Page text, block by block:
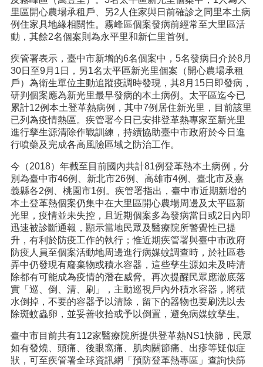
里區開心農場承租戶、另2人住家與日前確診之同里本土病
例住家具地緣相關性。霧峰區個案發病前經常至大里區活
動，其餘2名個案則為永平里和新仁里首例。
疾管署表示，臺中市新增的6名個案中，5名發病日介於8月
30日至9月1日，另1名太平區新光里個案（開心農場承租
戶）為衛生單位主動追蹤疫調時發現，其8月15日即發病，
研判個案應為新光里最早發病的本土病例。太平區迄今已
累計12例本土登革熱病例，其中7例居住新光里，目前該里
已列為疫情熱區。疾管署今日已安排登革熱專家至新光里
進行孳生源清除作戰訓練，持續協助臺中市政府於今日進
行噴藥及完成各高風險區域之防治工作。
今（2018）年截至目前國內共計81例登革熱本土病例，分
別為臺中市46例、新北市26例、高雄市4例、臺北市及嘉
義縣各2例、桃園市1例。疾管署指出，臺中市近期新增的
本土登革熱個案仍集中在大里區開心農場周邊及太平區新
光里，疫情並未失控，且近期個案多為發病當日或2日內即
迅速被診斷通報，顯示當地民眾及醫療院所警覺性已提
升，有利於防疫工作的執行；惟近期疾管署與臺中市政府
防疫人員至個案活動地周邊進行病媒蚊調查時，於社區巷
弄中仍發現有廢棄物或積水容器，這些孳生源如未及時清
除都有可能成為疫情的潛在威脅。再次提醒民眾應澈底落
實「巡、倒、清、刷」，主動巡視戶內外積水容器，將積
水倒掉，不要的容器予以清除，留下的器物也要刷洗以去
除斑蚊蟲卵，並妥善收拾或予以倒置，避免病媒蚊孳生。
臺中市目前共有112家醫療院所提供登革熱NS1快篩，民眾
如有發燒、頭痛、後眼窩痛、肌肉關節痛、出疹等疑似症
狀，可至疾管署全球資訊網「預防登革熱專區」查詢快篩